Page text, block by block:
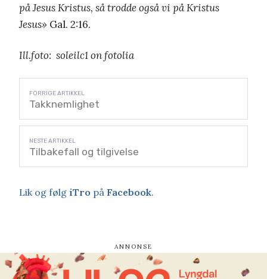
på Jesus Kristus, så trodde også vi på Kristus
Jesus» Gal. 2:16.
Ill.foto: soleilc1 on fotolia
Takknemlighet
Tilbakefall og tilgivelse
Lik og følg iTro på Facebook.